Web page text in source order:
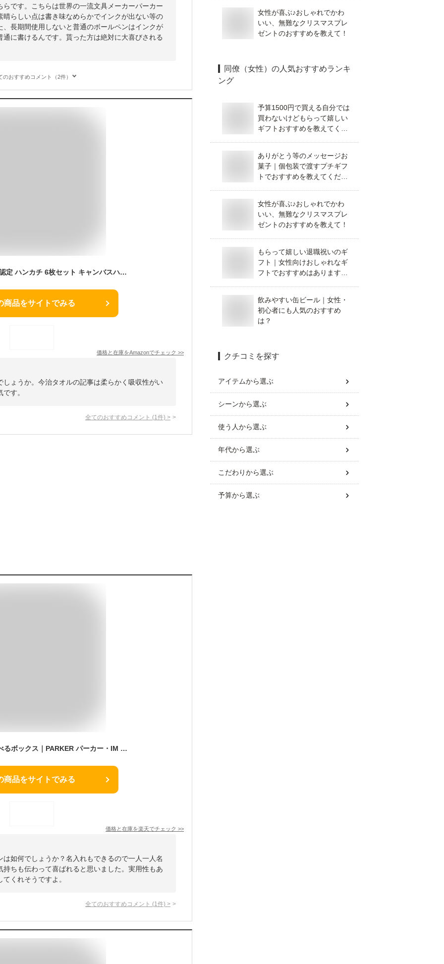
です。こちらは世界の一流文具メーカーパーカー
らしい点は書き味なめらかでインクが出ない等の
長期間使用しないと普通のボールペンはインクが
に書けるんです。貰った方は絶対に大喜びされる
のおすすめコメント（2件）
ブルーム 今治タオル 認定 ハンカチ 6枚セット キャンバスハンカチ 綿100％ レディース メンズ ハンドタオル コンパクト 日本製 (全色)
商品をサイトでみる
価格と在庫をAmazonでチェック >>
ょうか。今治タオルの記事は柔らかく吸収性がい
す。
全てのおすすめコメント (1 件) >
【パーカー公式】 選べるボックス｜PARKER パーカー・IM ボールペン 名入れ プロフェッショナル コレクション ギフトラッピング 高級筆記具ブランド オフィス使用 会社用 社会人 プレゼント 誕生日
商品をサイトでみる
価格と在庫を楽天でチェック >>
如何でしょうか？名入れもできるので一人一人名
ちも伝わって喜ばれると思いました。実用性もあ
くれそうですよ。
全てのおすすめコメント (1 件) >
女性が喜ぶ♪おしゃれでかわ
いい、無難なクリスマスプレ
ゼントのおすすめを教えて！
同僚（女性） の人気おすすめランキ
ング
予算1500円で買える自分では
買わないけどもらって嬉しい
ギフトおすすめを教えてくだ
ありがとう等のメッセージお
菓子｜個包装で渡すプチギフ
トでおすすめを教えてくださ
女性が喜ぶ♪おしゃれでかわ
いい、無難なクリスマスプレ
ゼントのおすすめを教えて！
もらって嬉しい退職祝いのギ
フト｜女性向けおしゃれなギ
フトでおすすめはあります
飲みやすい缶ビール｜女性・
初心者にも人気のおすすめ
は？
クチコミを探す
アイテムから選ぶ
シーンから選ぶ
使う人から選ぶ
年代から選ぶ
こだわりから選ぶ
予算から選ぶ